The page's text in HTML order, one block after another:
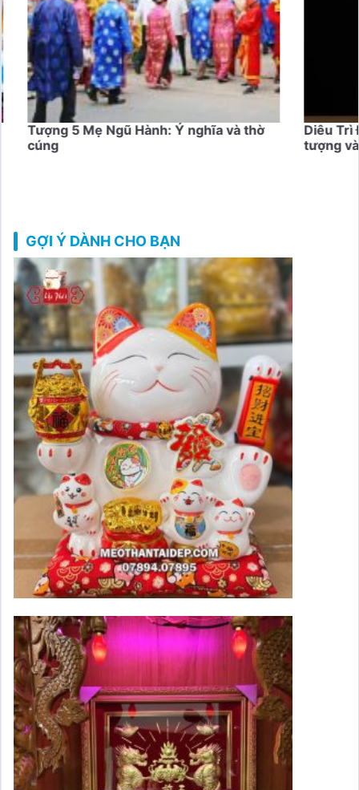
Diêu Trì Địa Mẫu là ai? Ý nghĩa hình
tượng và thờ cúng
GỢI Ý DÀNH CHO BẠN